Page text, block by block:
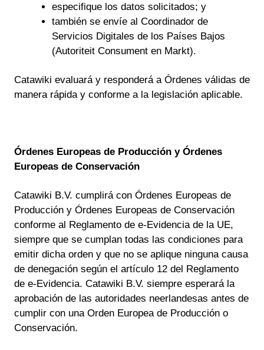
especifique los datos solicitados; y
también se envíe al Coordinador de
Servicios Digitales de los Países Bajos
(Autoriteit Consument en Markt).
Catawiki evaluará y responderá a Órdenes válidas de
manera rápida y conforme a la legislación aplicable.
Órdenes Europeas de Producción y Órdenes
Europeas de Conservación
Catawiki B.V. cumplirá con Órdenes Europeas de
Producción y Órdenes Europeas de Conservación
conforme al Reglamento de e-Evidencia de la UE,
siempre que se cumplan todas las condiciones para
emitir dicha orden y que no se aplique ninguna causa
de denegación según el artículo 12 del Reglamento
de e-Evidencia. Catawiki B.V. siempre esperará la
aprobación de las autoridades neerlandesas antes de
cumplir con una Orden Europea de Producción o
Conservación.